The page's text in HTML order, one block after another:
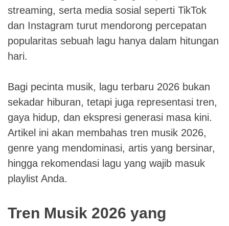
streaming, serta media sosial seperti TikTok
dan Instagram turut mendorong percepatan
popularitas sebuah lagu hanya dalam hitungan
hari.
Bagi pecinta musik, lagu terbaru 2026 bukan
sekadar hiburan, tetapi juga representasi tren,
gaya hidup, dan ekspresi generasi masa kini.
Artikel ini akan membahas tren musik 2026,
genre yang mendominasi, artis yang bersinar,
hingga rekomendasi lagu yang wajib masuk
playlist Anda.
Tren Musik 2026 yang